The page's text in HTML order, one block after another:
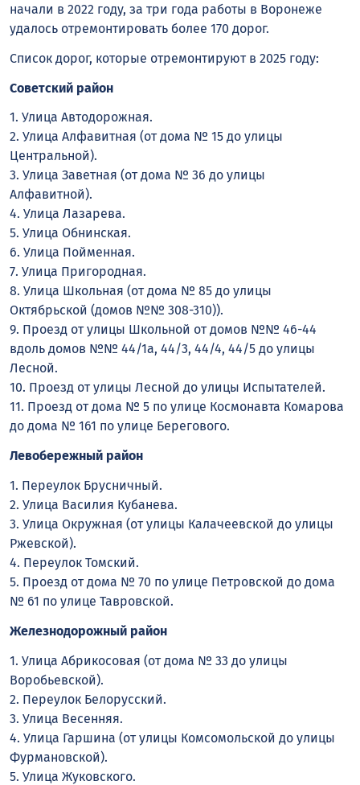
начали в 2022 году, за три года работы в Воронеже
удалось отремонтировать более 170 дорог.
Список дорог, которые отремонтируют в 2025 году:
Советский район
1. Улица Автодорожная.
2. Улица Алфавитная (от дома № 15 до улицы
Центральной).
3. Улица Заветная (от дома № 36 до улицы
Алфавитной).
4. Улица Лазарева.
5. Улица Обнинская.
6. Улица Пойменная.
7. Улица Пригородная.
8. Улица Школьная (от дома № 85 до улицы
Октябрьской (домов №№ 308-310)).
9. Проезд от улицы Школьной от домов №№ 46-44
вдоль домов №№ 44/1а, 44/3, 44/4, 44/5 до улицы
Лесной.
10. Проезд от улицы Лесной до улицы Испытателей.
11. Проезд от дома № 5 по улице Космонавта Комарова
до дома № 161 по улице Берегового.
Левобережный район
1. Переулок Брусничный.
2. Улица Василия Кубанева.
3. Улица Окружная (от улицы Калачеевской до улицы
Ржевской).
4. Переулок Томский.
5. Проезд от дома № 70 по улице Петровской до дома
№ 61 по улице Тавровской.
Железнодорожный район
1. Улица Абрикосовая (от дома № 33 до улицы
Воробьевской).
2. Переулок Белорусский.
3. Улица Весенняя.
4. Улица Гаршина (от улицы Комсомольской до улицы
Фурмановской).
5. Улица Жуковского.